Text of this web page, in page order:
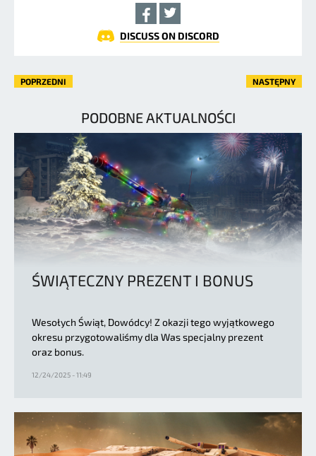
DISCUSS ON DISCORD
POPRZEDNI NASTĘPNY
PODOBNE AKTUALNOŚCI
ŚWIĄTECZNY PREZENT I BONUS
Wesołych Świąt, Dowódcy! Z okazji tego wyjątkowego
okresu przygotowaliśmy dla Was specjalny prezent
oraz bonus.
12/24/2025 - 11:49